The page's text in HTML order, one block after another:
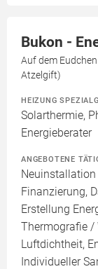
Bukon -
Auf dem
Atzelgift)
HEIZUNG
Solarthermie,
Energieberater
ANGEBOTENE
Neuinstallation
Finanzierung,
Erstellung
Thermografie /
Luftdichtheit,
Individueller